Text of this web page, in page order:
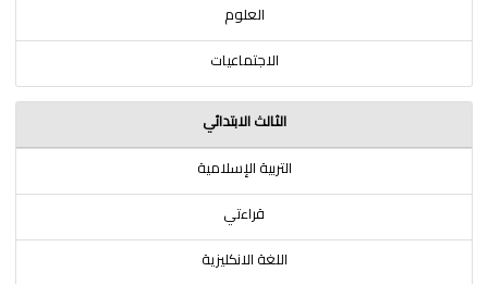
العلوم
الاجتماعيات
الثالث الابتدائي
التربية الإسلامية
قراءتي
اللغة الانكليزية